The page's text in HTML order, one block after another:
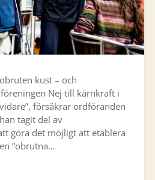
kust – och
Nej till kärnkraft i
försäkrar ordföranden
tagit del av
göra det möjligt att etablera
”obrutna…